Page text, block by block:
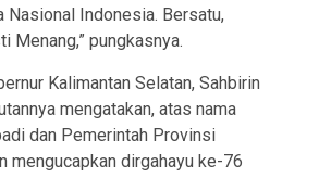
Nasional Indonesia. Bersatu,
Menang,” pungkasnya.
Kalimantan Selatan, Sahbirin
mengatakan, atas nama
dan Pemerintah Provinsi
mengucapkan dirgahayu ke-76